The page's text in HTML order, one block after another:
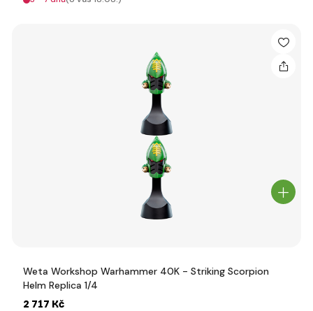
Weta Workshop Warhammer 40K - Striking Scorpion
Helm Replica 1/4
2 717 Kč